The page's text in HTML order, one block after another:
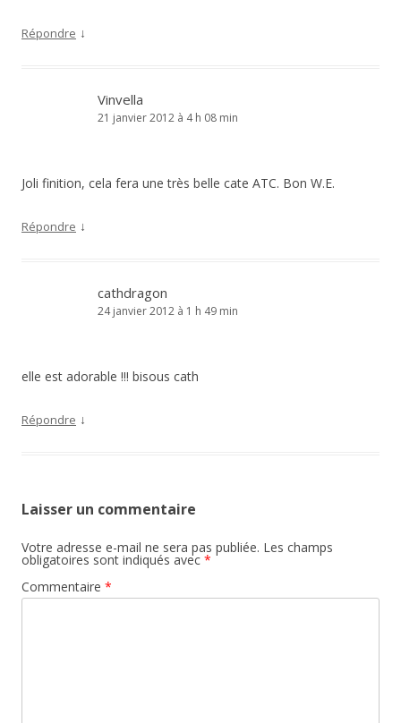
Répondre ↓
Vinvella
21 janvier 2012 à 4 h 08 min
Joli finition, cela fera une très belle cate ATC. Bon W.E.
Répondre ↓
cathdragon
24 janvier 2012 à 1 h 49 min
elle est adorable !!! bisous cath
Répondre ↓
Laisser un commentaire
Votre adresse e-mail ne sera pas publiée. Les champs
obligatoires sont indiqués avec *
Commentaire *